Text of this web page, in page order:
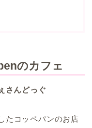
のカフェ
さんどっぐ
たコッペパンのお店